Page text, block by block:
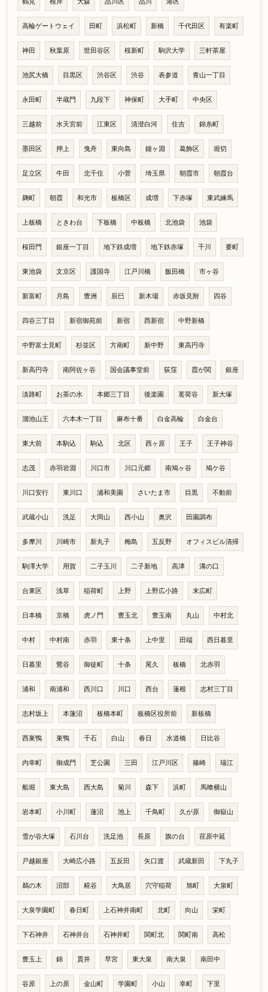
鶴見 根岸 大森 品川区 品川 港区
高輪ゲートウェイ 田町 浜松町 新橋 千代田区 有楽町
神田 秋葉原 世田谷区 桜新町 駒沢大学 三軒茶屋
池尻大橋 目黒区 渋谷区 渋谷 表参道 青山一丁目
永田町 半蔵門 九段下 神保町 大手町 中央区
三越前 水天宮前 江東区 清澄白河 住吉 錦糸町
墨田区 押上 曳舟 東向島 鐘ヶ淵 葛飾区 堀切
足立区 牛田 北千住 小菅 埼玉県 朝霞市 朝霞台
麹町 朝霞 和光市 板橋区 成増 下赤塚 東武練馬
上板橋 ときわ台 下板橋 中板橋 北池袋 池袋
桜田門 銀座一丁目 地下鉄成増 地下鉄赤塚 千川 要町
東池袋 文京区 護国寺 江戸川橋 飯田橋 市ヶ谷
新富町 月島 豊洲 辰巳 新木場 赤坂見附 四谷
四谷三丁目 新宿御苑前 新宿 西新宿 中野新橋
中野富士見町 杉並区 方南町 新中野 東高円寺
新高円寺 南阿佐ヶ谷 国会議事堂前 荻窪 霞が関 銀座
淡路町 お茶の水 本郷三丁目 後楽園 茗荷谷 新大塚
溜池山王 六本木一丁目 麻布十番 白金高輪 白金台
東大前 本駒込 駒込 北区 西ヶ原 王子 王子神谷
志茂 赤羽岩淵 川口市 川口元郷 南鳩ヶ谷 鳩ケ谷
川口安行 東川口 浦和美園 さいたま市 目黒 不動前
武蔵小山 洗足 大岡山 西小山 奥沢 田園調布
多摩川 川崎市 新丸子 梅島 五反野 オフィスビル清掃
駒澤大学 用賀 二子玉川 二子新地 高津 溝の口
台東区 浅草 稲荷町 上野 上野広小路 末広町
日本橋 京橋 虎ノ門 豊玉北 豊玉南 丸山 中村北
中村 中村南 赤羽 東十条 上中里 田端 西日暮里
日暮里 鶯谷 御徒町 十条 尾久 板橋 北赤羽
浦和 南浦和 西川口 川口 西台 蓮根 志村三丁目
志村坂上 本蓮沼 板橋本町 板橋区役所前 新板橋
西巣鴨 巣鴨 千石 白山 春日 水道橋 日比谷
内幸町 御成門 芝公園 三田 江戸川区 篠崎 瑞江
船堀 東大島 西大島 菊川 森下 浜町 馬喰横山
岩本町 小川町 蓮沼 池上 千鳥町 久が原 御嶽山
雪が谷大塚 石川台 洗足池 長原 旗の台 荏原中延
戸越銀座 大崎広小路 五反田 矢口渡 武蔵新田 下丸子
鵜の木 沼部 糀谷 大鳥居 穴守稲荷 旭町 大泉町
大泉学園町 春日町 上石神井南町 北町 向山 栄町
下石神井 石神井台 石神井町 関町北 関町南 高松
豊玉上 錦 貫井 早宮 東大泉 南大泉 南田中
谷原 上の原 金山町 学園町 小山 幸町 下里